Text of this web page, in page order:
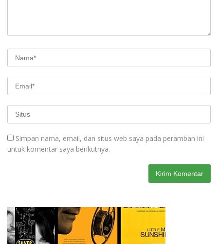
Simpan nama, email, dan situs web saya pada peramban ini
untuk komentar saya berikutnya.